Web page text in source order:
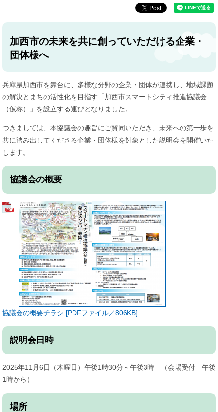
加西市の未来を共に創っていただける企業・
団体様へ
兵庫県加西市を舞台に、多様な分野の企業・団体が連携し、地域課題
の解決とまちの活性化を目指す「加西市スマートシティ推進協議会
（仮称）」を設立する運びとなりました。
つきましては、本協議会の趣旨にご賛同いただき、未来への第一歩を
共に踏み出してくださる企業・団体様を対象とした説明会を開催いた
します。
協議会の概要
協議会の概要チラシ [PDFファイル／806KB]
説明会日時
2025年11月6日（木曜日）午後1時30分～午後3時 （会場受付 午後
1時から）
場所